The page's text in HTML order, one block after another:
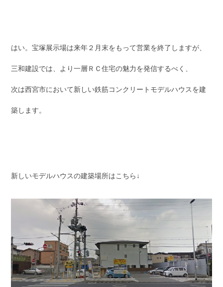
はい。宝塚展示場は来年２月末をもって営業を終了しますが、
三和建設では、より一層ＲＣ住宅の魅力を発信するべく、
次は西宮市において新しい鉄筋コンクリートモデルハウスを建
築します。
新しいモデルハウスの建築場所はこちら↓